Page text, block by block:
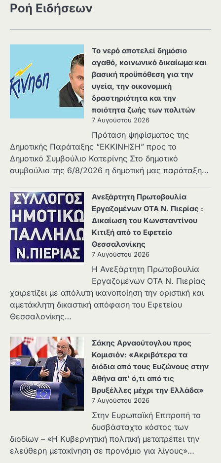
Ροή Ειδήσεων
Το νερό αποτελεί δημόσιο
αγαθό, κοινωνικό δικαίωμα και
βασική προϋπόθεση για την
υγεία, την οικονομική
δραστηριότητα και την
ποιότητα ζωής των πολιτών
7 Αυγούστου 2026
Πρόταση ψηφίσματος της
Δημοτικής Παράταξης “ΕΚΚΙΝΗΣΗ” προς το
Δημοτικό Συμβούλιο Κατερίνης Στο δημοτικό
συμβούλιο της 6/8/2026 η δημοτική μας παράταξη…
Ανεξάρτητη Πρωτοβουλία
Εργαζομένων ΟΤΑ Ν. Πιερίας :
Δικαίωση του Κωνσταντίνου
Κιτιξή από το Εφετείο
Θεσσαλονίκης
7 Αυγούστου 2026
Η Ανεξάρτητη Πρωτοβουλία
Εργαζομένων ΟΤΑ Ν. Πιερίας
χαιρετίζει με απόλυτη ικανοποίηση την οριστική και
αμετάκλητη δικαστική απόφαση του Εφετείου
Θεσσαλονίκης…
Σάκης Αρναούτογλου προς
Κομισιόν: «Ακριβότερα τα
διόδια από τους Ευζώνους στην
Αθήνα απ’ ό,τι από τις
Βρυξέλλες μέχρι την Ελλάδα»
7 Αυγούστου 2026
Στην Ευρωπαϊκή Επιτροπή το
δυσβάσταχτο κόστος των
διοδίων – «Η Κυβερνητική πολιτική μετατρέπει την
ελεύθερη μετακίνηση σε προνόμιο για λίγους»…